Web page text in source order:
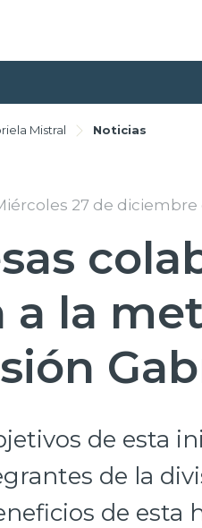
Mistral Noticias
27 de diciembre
a la
de esta
de la
de esta